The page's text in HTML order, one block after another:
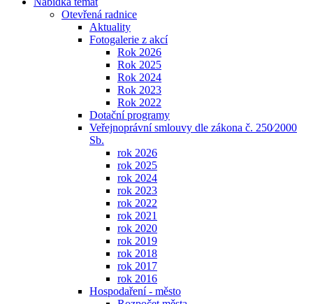
Otevřená radnice
Aktuality
Fotogalerie z akcí
Rok 2026
Rok 2025
Rok 2024
Rok 2023
Rok 2022
Dotační programy
Veřejnoprávní smlouvy dle zákona č. 250⁄2000
Sb.
rok 2026
rok 2025
rok 2024
rok 2023
rok 2022
rok 2021
rok 2020
rok 2019
rok 2018
rok 2017
rok 2016
Hospodaření - město